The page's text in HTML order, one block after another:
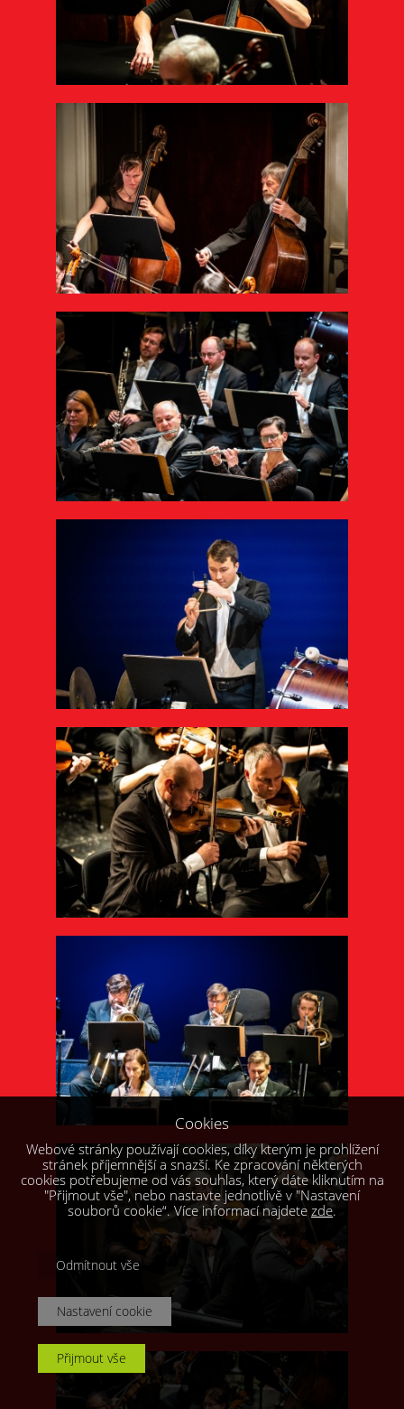
Cookies
Webové stránky používají cookies, díky kterým je prohlížení
stránek příjemnější a snazší. Ke zpracování některých
cookies potřebujeme od vás souhlas, který dáte kliknutím na
"Přijmout vše", nebo nastavte jednotlivě v "Nastavení
souborů cookie“. Více informací najdete zde.
Odmítnout vše
Nastavení cookie
Přijmout vše